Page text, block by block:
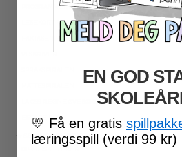
PROGRAMMERING
LESEKORT FAKTA
FAKTASERIE LESING
VI SKRIVER
LA OSS REGNE ØVEBØKER
ESCAPE ROOM
★ SESONG OG HØYTIDER
OLYMPISKE LEKER
EN GOD
💛 Få en gratis
læringsspill (verdi 99 kr)